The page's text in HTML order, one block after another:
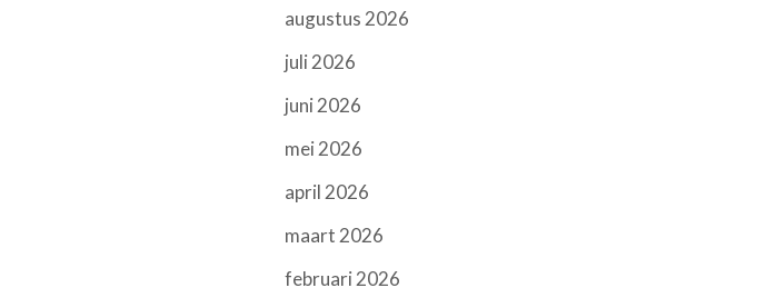
augustus 2026
juli 2026
juni 2026
mei 2026
april 2026
maart 2026
februari 2026